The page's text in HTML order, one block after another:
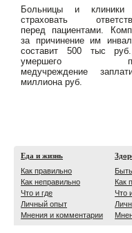
Больницы и клиники
страховать
перед пациентами.
за причинение им
составит 500 тыс
умершего
медучреждение
миллиона руб.
Еда и жизнь
Как правильно
Как неправильно
Что и где
Личный опыт
Мнения и комментарии
Как
Что